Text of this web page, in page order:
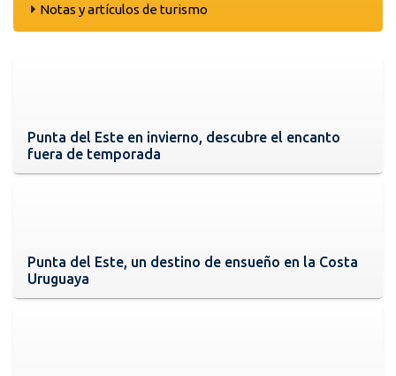
Notas y artículos de turismo
Punta del Este en invierno, descubre el encanto
fuera de temporada
Punta del Este, un destino de ensueño en la Costa
Uruguaya